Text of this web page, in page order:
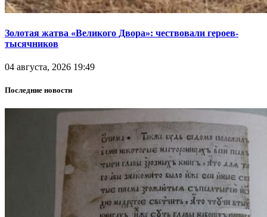
Золотая жатва «Великого Двора»: чествовали героев-
тысячников
04 августа, 2026 19:49
Последние новости